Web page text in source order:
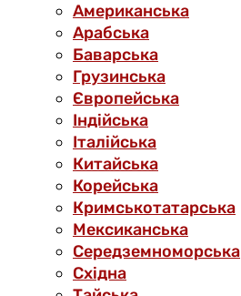
Американська
Арабська
Баварська
Грузинська
Європейська
Індійська
Італійська
Китайська
Корейська
Кримськотатарська
Мексиканська
Середземноморська
Східна